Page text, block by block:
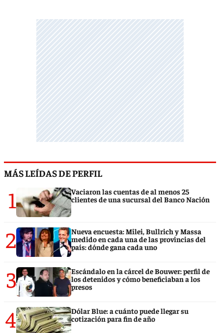
MÁS LEÍDAS DE PERFIL
1
Vaciaron las cuentas de al menos 25
clientes de una sucursal del Banco Nación
2
Nueva encuesta: Milei, Bullrich y Massa
medido en cada una de las provincias del
país: dónde gana cada uno
3
Escándalo en la cárcel de Bouwer: perfil de
los detenidos y cómo beneficiaban a los
presos
4
Dólar Blue: a cuánto puede llegar su
cotización para fin de año